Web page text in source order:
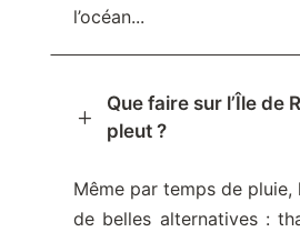
l’océan...
L
Que faire sur l’Île de
pleut ?
Même par temps de pluie,
de belles alternatives :